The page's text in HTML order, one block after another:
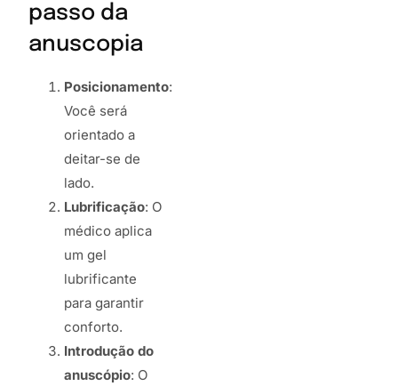
passo da
anuscopia
Posicionamento:
Você será
orientado a
deitar-se de
lado.
Lubrificação: O
médico aplica
um gel
lubrificante
para garantir
conforto.
Introdução do
anuscópio: O